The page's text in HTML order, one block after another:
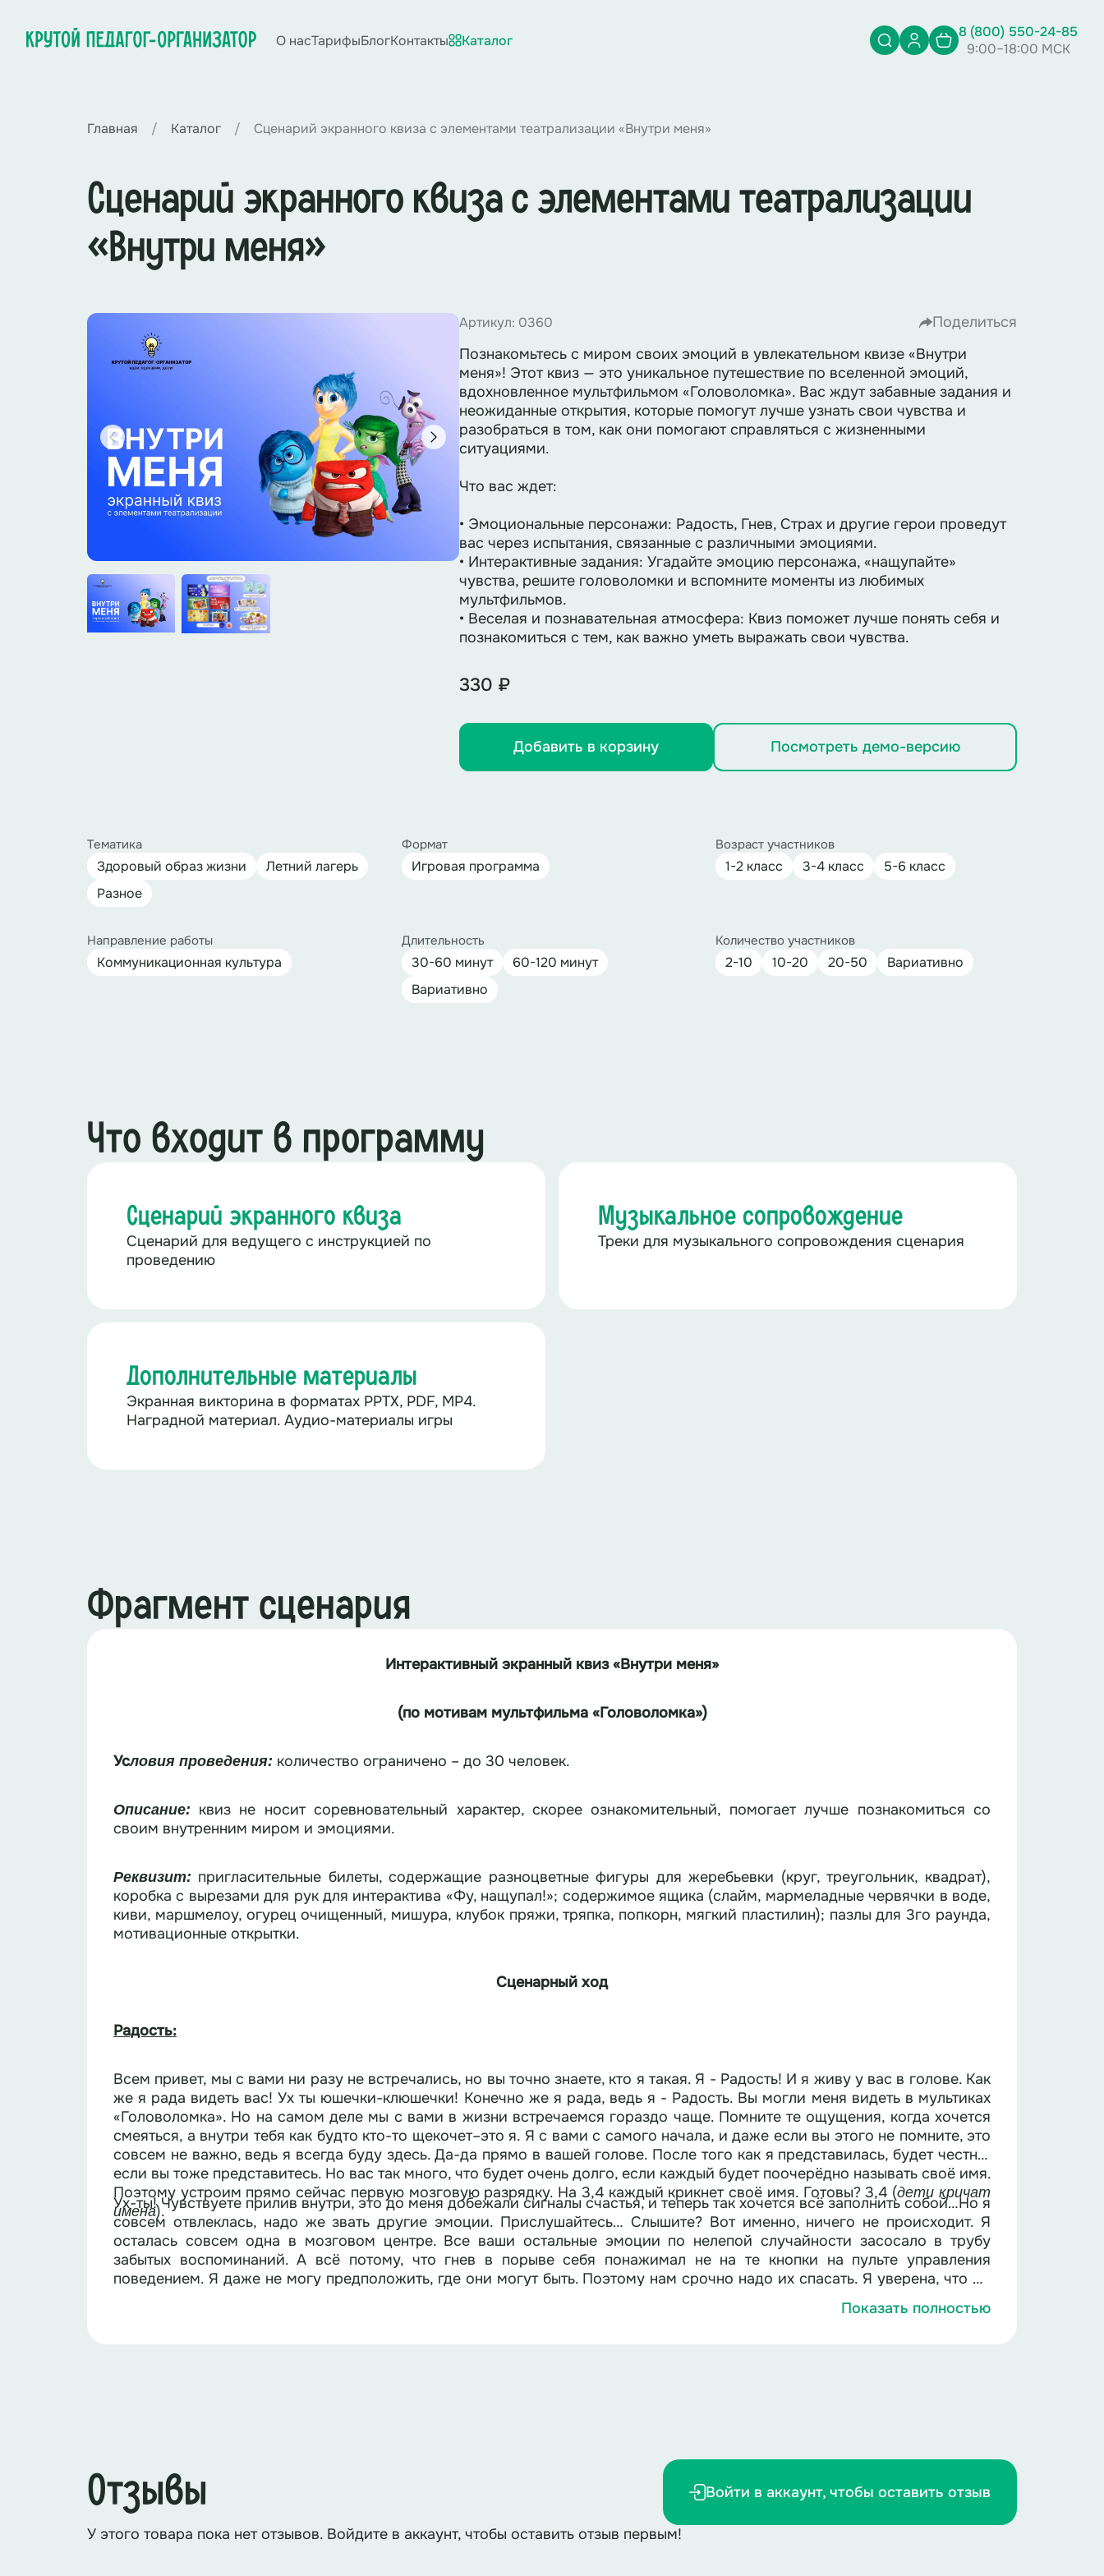
О насТарифыБлогКонтакты Каталог
8 (800) 550-24-85
9:00–18:00 МСК
Главная Каталог Сценарий экранного квиза с элементами театрализации «Внутри меня»
Сценарий экранного квиза с элементами театрализации
«Внутри меня»
Артикул: 0360
Поделиться
Познакомьтесь с миром своих эмоций в увлекательном квизе «Внутри
меня»! Этот квиз — это уникальное путешествие по вселенной эмоций,
вдохновленное мультфильмом «Головоломка». Вас ждут забавные задания и
неожиданные открытия, которые помогут лучше узнать свои чувства и
разобраться в том, как они помогают справляться с жизненными
ситуациями.
Что вас ждет:
• Эмоциональные персонажи: Радость, Гнев, Страх и другие герои проведут
вас через испытания, связанные с различными эмоциями.
• Интерактивные задания: Угадайте эмоцию персонажа, «нащупайте»
чувства, решите головоломки и вспомните моменты из любимых
мультфильмов.
• Веселая и познавательная атмосфера: Квиз поможет лучше понять себя и
познакомиться с тем, как важно уметь выражать свои чувства.
330 ₽
Добавить в корзину Посмотреть демо-версию
Тематика
Здоровый образ жизни
Летний лагерь
Разное
Формат
Игровая программа
Возраст участников
1-2 класс 3-4 класс 5-6 класс
Направление работы
Коммуникационная культура
Длительность
30-60 минут
60-120 минут
Вариативно
Количество участников
2-10 10-20 20-50 Вариативно
Что входит в программу
Сценарий экранного квиза
Сценарий для ведущего с инструкцией по
проведению
Музыкальное сопровождение
Треки для музыкального сопровождения сценария
Дополнительные материалы
Экранная викторина в форматах PPTX, PDF, MP4.
Наградной материал. Аудио-материалы игры
Фрагмент сценария
Интерактивный экранный квиз«Внутри меня»
(по мотивам мультфильма «Головоломка»)
Условия проведения: количество ограничено – до 30 человек.
Описание: квиз не носит соревновательный характер, скорее ознакомительный, помогает лучше познакомиться со
своим внутренним миром и эмоциями.
Реквизит: пригласительные билеты, содержащие разноцветные фигуры для жеребьевки (круг, треугольник, квадрат),
коробка с вырезами для рук для интерактива «Фу, нащупал!»; содержимое ящика (слайм, мармеладные червячки в воде,
киви, маршмелоу, огурец очищенный, мишура, клубок пряжи, тряпка, попкорн, мягкий пластилин); пазлы для 3го раунда,
мотивационные открытки.
Сценарный ход
Радость:
Всем привет, мы с вами ни разу не встречались, но вы точно знаете, кто я такая. Я - Радость! И я живу у вас в голове. Как
же я рада видеть вас! Ух ты юшечки-клюшечки! Конечно же я рада, ведь я - Радость. Вы могли меня видеть в мультиках
«Головоломка». Но на самом деле мы с вами в жизни встречаемся гораздо чаще. Помните те ощущения, когда хочется
смеяться, а внутри тебя как будто кто-то щекочет–это я. Я с вами с самого начала, и даже если вы этого не помните, это
совсем не важно, ведь я всегда буду здесь. Да-да прямо в вашей голове. После того как я представилась, будет честно,
если вы тоже представитесь. Но вас так много, что будет очень долго, если каждый будет поочерёдно называть своё имя.
Поэтому устроим прямо сейчас первую мозговую разрядку. На 3,4 каждый крикнет своё имя. Готовы? 3,4 (дети кричат
имена).
Ух-ты! Чувствуете прилив внутри, это до меня добежали сигналы счастья, и теперь так хочется всё заполнить собой…Но я
совсем отвлеклась, надо же звать другие эмоции. Прислушайтесь… Слышите? Вот именно, ничего не происходит. Я
осталась совсем одна в мозговом центре. Все ваши остальные эмоции по нелепой случайности засосало в трубу
забытых воспоминаний. А всё потому, что гнев в порыве себя понажимал не на те кнопки на пульте управления
поведением. Я даже не могу предположить, где они могут быть. Поэтому нам срочно надо их спасать. Я уверена, что вы
друг Герды. Именно он не побоялся прокатиться в санях со Снежной Королевой. Так что излишняя
хвастливая смелость ни к чему хорошему не приводят. Надо внимательнее слушать свой внутренний голос.
В сказке А. Волкова «Волшебник Изумрудного города» в последнем испытании, перед отправлением домой, Элли
должна была победить ведьму Бастинду. Вспомните, чего боялась эта ведьма?
Ответ:Она бояласьводы. А если бы у неё в голове жила брезгливость, может быть таких страхов и не появилось.
Интерактив «Фу, нащупал
на сцену приглашается несколько участников. Они по очереди подходят к ящику, опускают
туда руки и на ощупь пытаются угадать, что в нем находится, описывая при этом свои эмоции.
Раунд 2(на обдумывание – 15 секунд, ответы озвучиваются после каждого вопроса, все ответы по истечению времени
Показать полностью
Отзывы Войти в аккаунт, чтобы оставить отзыв
У этого товара пока нет отзывов. Войдите в аккаунт, чтобы оставить отзыв первым!